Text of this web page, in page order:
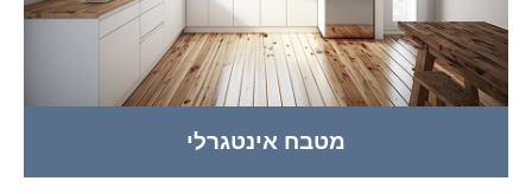
מטבח אינטגרלי